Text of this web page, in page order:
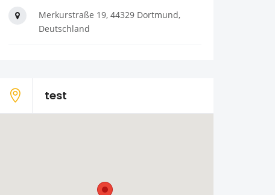
Merkurstraße 19, 44329 Dortmund,
Deutschland
test